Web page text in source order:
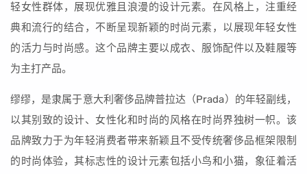
轻女性群体，展现优雅且浪漫的设计元素。在风格上，注重经
典和流行的结合，不断呈现新颖的时尚元素，以展现年轻女性
的活力与时尚感。这个品牌主要以成衣、服饰配件以及鞋履等
为主打产品。
缪缪，是隶属于意大利奢侈品牌普拉达（Prada）的年轻副线，
以其别致的设计、女性化和时尚的风格在时尚界独树一帜。该
品牌致力于为年轻消费者带来新颖且不受传统奢侈品框架限制
的时尚体验，其标志性的设计元素包括小鸟和小猫，象征着活